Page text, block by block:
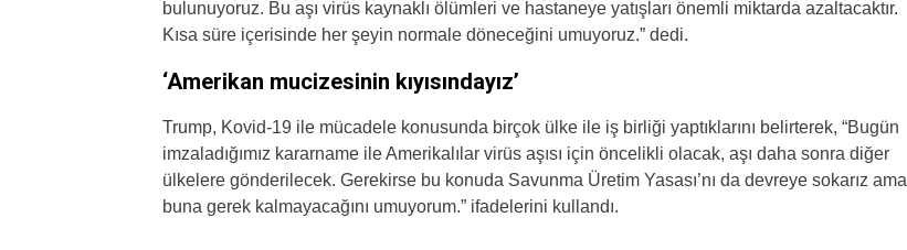
bulunuyoruz. Bu aşı virüs kaynaklı ölümleri ve hastaneye yatışları önemli miktarda azaltacaktır.
Kısa süre içerisinde her şeyin normale döneceğini umuyoruz.” dedi.
‘Amerikan mucizesinin kıyısındayız’
Trump, Kovid-19 ile mücadele konusunda birçok ülke ile iş birliği yaptıklarını belirterek, “Bugün
imzaladığımız kararname ile Amerikalılar virüs aşısı için öncelikli olacak, aşı daha sonra diğer
ülkelere gönderilecek. Gerekirse bu konuda Savunma Üretim Yasası’nı da devreye sokarız ama
buna gerek kalmayacağını umuyorum.” ifadelerini kullandı.